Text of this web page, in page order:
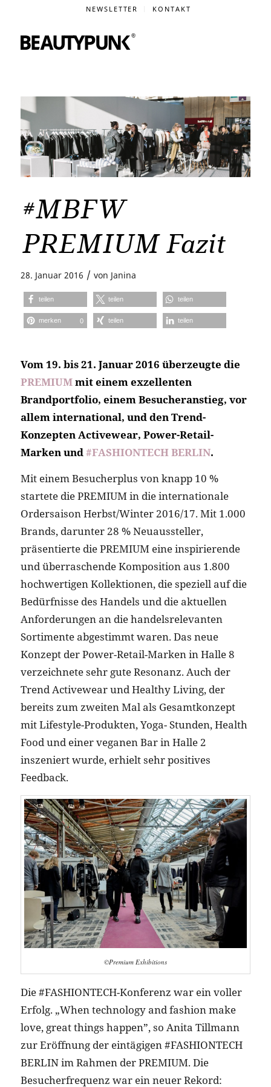
NEWSLETTER KONTAKT
#MBFW
PREMIUM Fazit
28. Januar 2016 / von Janina
teilen teilen teilen
merken 0 teilen teilen
Vom 19. bis 21. Januar 2016 überzeugte die
PREMIUMmit einem exzellenten
Brandportfolio, einem Besucheranstieg, vor
allem international, und den Trend-
Konzepten Activewear, Power-Retail-
Marken und#FASHIONTECH BERLIN.
Mit einem Besucherplus von knapp 10 %
startete die PREMIUM in die internationale
Ordersaison Herbst/Winter 2016/17. Mit 1.000
Brands, darunter 28 % Neuaussteller,
präsentierte die PREMIUM eine inspirierende
und überraschende Komposition aus 1.800
hochwertigen Kollektionen, die speziell auf die
Bedürfnisse des Handels und die aktuellen
Anforderungen an die handelsrelevanten
Sortimente abgestimmt waren. Das neue
Konzept der Power-Retail-Marken in Halle 8
verzeichnete sehr gute Resonanz. Auch der
Trend Activewear und Healthy Living, der
bereits zum zweiten Mal als Gesamtkonzept
mit Lifestyle-Produkten, Yoga- Stunden, Health
Food und einer veganen Bar in Halle 2
inszeniert wurde, erhielt sehr positives
Feedback.
©Premium Exhibitions
Die #FASHIONTECH-Konferenz war ein voller
Erfolg. „When technology and fashion make
love, great things happen”, so Anita Tillmann
zur Eröffnung der eintägigen #FASHIONTECH
BERLIN im Rahmen der PREMIUM. Die
Besucherfrequenz war ein neuer Rekord: